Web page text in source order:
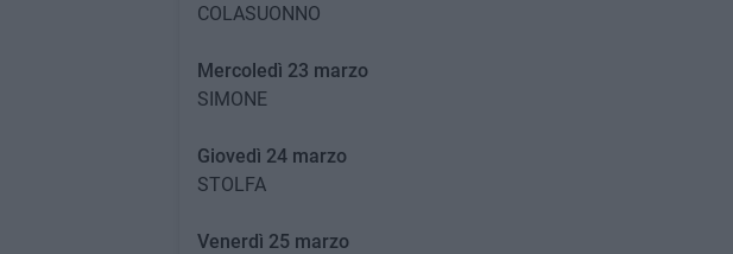
COLASUONNO
Mercoledì 23 marzo
SIMONE
Giovedì 24 marzo
STOLFA
Venerdì 25 marzo